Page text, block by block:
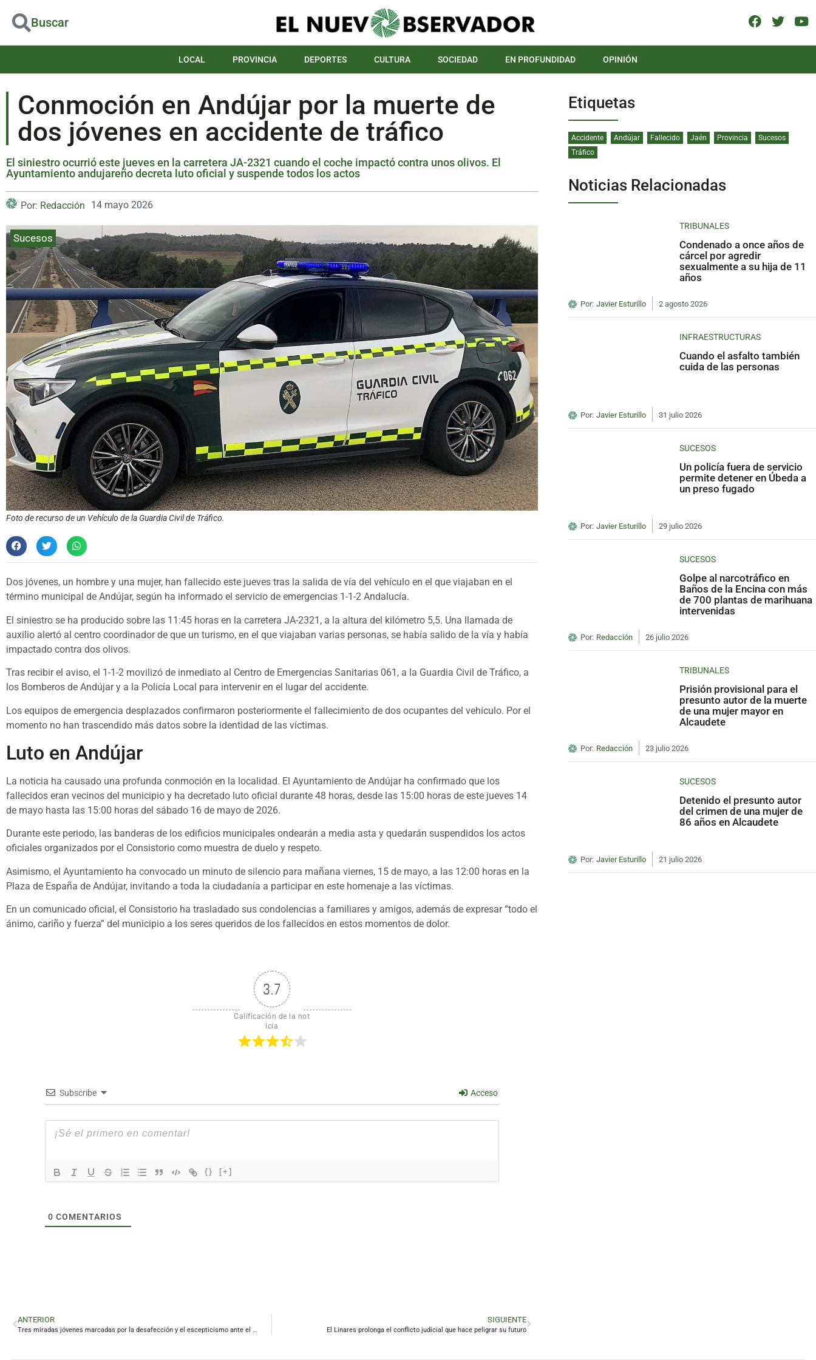
Buscar
LOCAL PROVINCIA DEPORTES CULTURA SOCIEDAD EN PROFUNDIDAD OPINIÓN
Conmoción en Andújar por la muerte de
dos jóvenes en accidente de tráfico
El siniestro ocurrió este jueves en la carretera JA-2321 cuando el coche impactó contra unos olivos. El
Ayuntamiento andujareño decreta luto oficial y suspende todos los actos
Por: Redacción 14 mayo 2026
Sucesos
Foto de recurso de un Vehículo de la Guardia Civil de Tráfico.
Dos jóvenes, un hombre y una mujer, han fallecido este jueves tras la salida de vía del vehículo en el que viajaban en el
término municipal de Andújar, según ha informado el servicio de emergencias 1-1-2 Andalucía.
El siniestro se ha producido sobre las 11:45 horas en la carretera JA-2321, a la altura del kilómetro 5,5. Una llamada de
auxilio alertó al centro coordinador de que un turismo, en el que viajaban varias personas, se había salido de la vía y había
impactado contra dos olivos.
Tras recibir el aviso, el 1-1-2 movilizó de inmediato al Centro de Emergencias Sanitarias 061, a la Guardia Civil de Tráfico, a
los Bomberos de Andújar y a la Policía Local para intervenir en el lugar del accidente.
Los equipos de emergencia desplazados confirmaron posteriormente el fallecimiento de dos ocupantes del vehículo. Por el
momento no han trascendido más datos sobre la identidad de las víctimas.
Luto en Andújar
La noticia ha causado una profunda conmoción en la localidad. El Ayuntamiento de Andújar ha confirmado que los
fallecidos eran vecinos del municipio y ha decretado luto oficial durante 48 horas, desde las 15:00 horas de este jueves 14
de mayo hasta las 15:00 horas del sábado 16 de mayo de 2026.
Durante este periodo, las banderas de los edificios municipales ondearán a media asta y quedarán suspendidos los actos
oficiales organizados por el Consistorio como muestra de duelo y respeto.
Asimismo, el Ayuntamiento ha convocado un minuto de silencio para mañana viernes, 15 de mayo, a las 12:00 horas en la
Plaza de España de Andújar, invitando a toda la ciudadanía a participar en este homenaje a las víctimas.
En un comunicado oficial, el Consistorio ha trasladado sus condolencias a familiares y amigos, además de expresar “todo el
ánimo, cariño y fuerza” del municipio a los seres queridos de los fallecidos en estos momentos de dolor.
3.7
Calificación de la not
icia
Subscribe Acceso
{} [+]
0 COMENTARIOS
ANTERIOR SIGUIENTE
El Linares prolonga el conflicto judicial que hace peligrar su futuro
Etiquetas
Accidente Andújar Fallecido Jaén Provincia
Sucesos
Tráfico
Noticias Relacionadas
TRIBUNALES
Condenado a once años de
cárcel por agredir
sexualmente a su hija de 11
años
Por: Javier Esturillo 2 agosto 2026
INFRAESTRUCTURAS
Cuando el asfalto también
cuida de las personas
Por: Javier Esturillo 31 julio 2026
SUCESOS
Un policía fuera de servicio
permite detener en Úbeda a
un preso fugado
Por: Javier Esturillo 29 julio 2026
SUCESOS
Golpe al narcotráfico en
Baños de la Encina con más
de 700 plantas de marihuana
intervenidas
Por: Redacción 26 julio 2026
TRIBUNALES
Prisión provisional para el
presunto autor de la muerte
de una mujer mayor en
Alcaudete
Por: Redacción 23 julio 2026
SUCESOS
Detenido el presunto autor
del crimen de una mujer de
86 años en Alcaudete
Por: Javier Esturillo 21 julio 2026